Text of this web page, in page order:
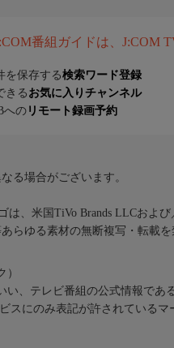
番組ガイドは、J:COM
を保存する検索ワード登録
きる お気に入りチャンネル
への リモート録画予約
る場合がございます。
、米国TiVo Brands LLCおよ
らゆる素材の無断複写・転載を
い、テレビ番組の公式情報であ
スにのみ表記が許されているマ